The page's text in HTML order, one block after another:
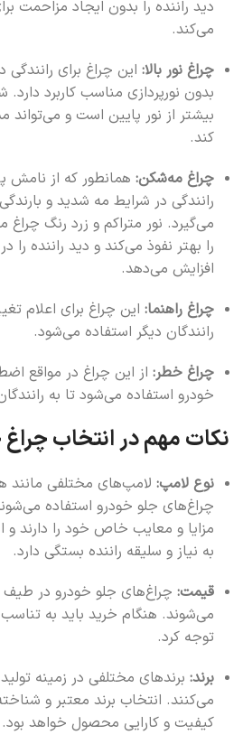
دید راننده را بدون ایجاد مزاحمت
می‌کند.
چراغ نور بالا: این چراغ برای
بدون نورپردازی مناسب کاربرد دارد.
بیشتر از نور پایین است و می‌تواند
کند.
چراغ مه‌شکن: همانطور که از نامش
رانندگی در شرایط مه شدید و
می‌گیرد. نور متراکم و زرد رنگ
را بهتر نفوذ می‌کند و دید راننده را
افزایش می‌دهد.
چراغ راهنما: این چراغ برای اعلام
رانندگان دیگر استفاده می‌شود.
چراغ خطر: از این چراغ در مواقع
خودرو استفاده می‌شود تا به
نکات مهم در انتخاب
نوع لامپ:
چراغ‌های جلو خودرو استفاده
مزایا و معایب خاص خود را دارند
به نیاز و سلیقه راننده بستگی دارد.
قیمت: چراغ‌های جلو خودرو در
می‌شوند. هنگام خرید باید به
توجه کرد.
برند: برندهای مختلفی در زمینه
می‌کنند. انتخاب برند معتبر و
کیفیت و کارایی محصول خواهد بود.